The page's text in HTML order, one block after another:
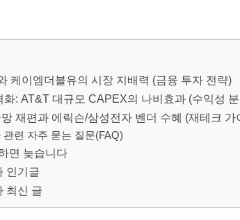
케이엠더블유의 시장 지배력 (금융 투자 전략)
화: AT&T 대규모 CAPEX의 나비효과 (수익성
재편과 에릭슨/삼성전자 벤더 수혜 (재테크 가
련 자주 묻는 질문(FAQ)
면 늦습니다
인기글
최신 글